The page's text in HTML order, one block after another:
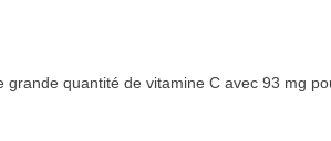
grande quantité de vitamine C avec 93 mg